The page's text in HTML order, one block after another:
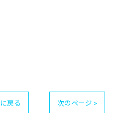
戻る 次のページ >